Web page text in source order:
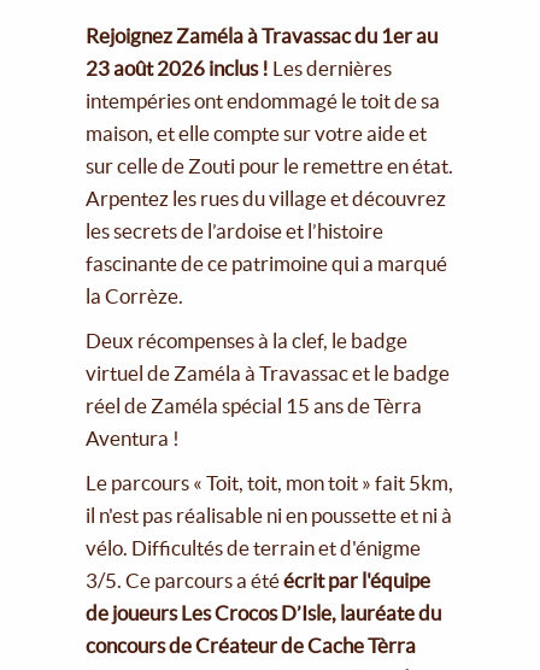
Rejoignez Zaméla à Travassac du 1er au
23 août 2026 inclus ! Les dernières
intempéries ont endommagé le toit de sa
maison, et elle compte sur votre aide et
sur celle de Zouti pour le remettre en état.
Arpentez les rues du village et découvrez
les secrets de l’ardoise et l’histoire
fascinante de ce patrimoine qui a marqué
la Corrèze.
Deux récompenses à la clef, le badge
virtuel de Zaméla à Travassac et le badge
réel de Zaméla spécial 15 ans de Tèrra
Aventura !
Le parcours « Toit, toit, mon toit » fait 5km,
il n'est pas réalisable ni en poussette et ni à
vélo. Difficultés de terrain et d'énigme
3/5. Ce parcours a étéécrit par l'équipe
de joueurs Les Crocos D’Isle, lauréate du
concours de Créateur de Cache Tèrra